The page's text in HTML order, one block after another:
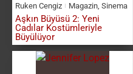
Ruken Cengiz Magazin Sinema
Aşkın Büyüsü 2: Yeni
Cadılar Kostümleriyle
Büyülüyor